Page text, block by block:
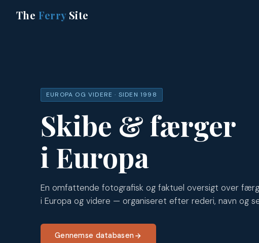
The FerrySite
EUROPA OG VIDERE · SIDEN 1998
Skibe & færger
i Europa
En omfattende fotografisk og faktuel oversigt over
i Europa og videre — organiseret efter rederi, navn og
Gennemse databasen